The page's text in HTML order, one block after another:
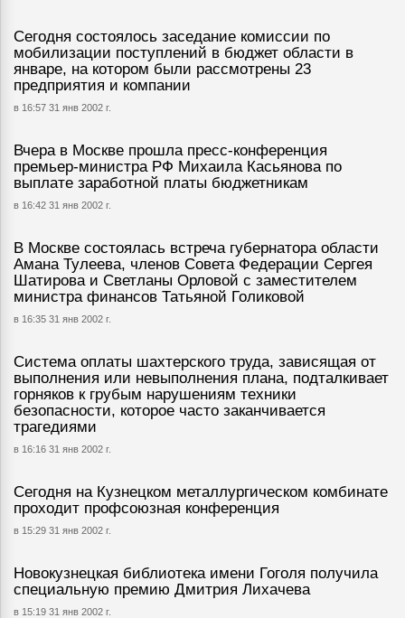
Сегодня состоялось заседание комиссии по
мобилизации поступлений в бюджет области в
январе, на котором были рассмотрены 23
предприятия и компании
в 16:57 31 янв 2002 г.
Вчера в Москве прошла пресс-конференция
премьер-министра РФ Михаила Касьянова по
выплате заработной платы бюджетникам
в 16:42 31 янв 2002 г.
В Москве состоялась встреча губернатора области
Амана Тулеева, членов Совета Федерации Сергея
Шатирова и Светланы Орловой с заместителем
министра финансов Татьяной Голиковой
в 16:35 31 янв 2002 г.
Система оплаты шахтерского труда, зависящая от
выполнения или невыполнения плана, подталкивает
горняков к грубым нарушениям техники
безопасности, которое часто заканчивается
трагедиями
в 16:16 31 янв 2002 г.
Сегодня на Кузнецком металлургическом комбинате
проходит профсоюзная конференция
в 15:29 31 янв 2002 г.
Новокузнецкая библиотека имени Гоголя получила
специальную премию Дмитрия Лихачева
в 15:19 31 янв 2002 г.